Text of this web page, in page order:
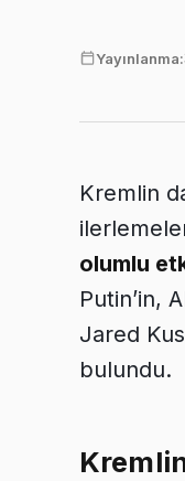
Yayınlanma:
Kremlin
olumlu
Putin’in,
Jared
bulundu.